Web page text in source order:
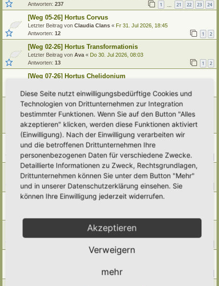
Antworten: 237 1 21 22 23 24
[Weg 05-26] Hortus Corvus
Letzter Beitrag von Claudia Clans « Fr 31. Jul 2026, 18:45
Antworten: 12 1 2
[Weg 02-26] Hortus Transformationis
Letzter Beitrag von Ava « Do 30. Jul 2026, 08:03
Antworten: 13 1 2
[Weg 07-26] Hortus Chelidonium
Antworten:8
[Weg 07-26] Vorstellung Hortus Animae Refugium- (
Zufluchtsort der Seele)
Letzter Beitrag von
Mo 27. Jul 2026, 07:36
Antworten:2
[Weg 02-25] Makro-Hortus
Letzter Beitrag von Urtica«Fr 24. Jul 2026, 21:01
Antworten:105 1 … 8 9
[Weg 08-23] feria vilaĝo
Letzter Beitrag vonJanine«Fr 24. Jul 2026, 12:21
Antworten:21
[Weg 06-26] Hortus Zum Weißen Haas
[Weg 02/26] Mini ager dei
[Weg 11-24] Hortus herbarum agrestium
Diese Seite nutzt einwilligungsbedürftige Cookies und
Technologien von Drittunternehmen zur Integration
bestimmter Funktionen. Wenn Sie auf den Button "Alles
akzeptieren" klicken, werden diese Funktionen aktiviert
(Einwilligung). Nach der Einwilligung verarbeiten wir
und die betroffenen Drittunternehmen Ihre
personenbezogenen Daten für verschiedene Zwecke.
Detaillierte Informationen zu Zweck, Rechtsgrundlagen,
Drittunternehmen können Sie unter dem Button "Mehr"
und in unserer Datenschutzerklärung einsehen. Sie
können Ihre Einwilligung jederzeit widerrufen.
Akzeptieren
Verweigern
mehr